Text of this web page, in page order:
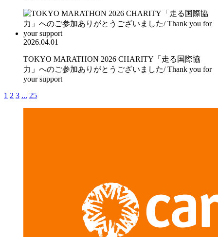
2026.04.01
TOKYO MARATHON 2026 CHARITY「走る国際協
力」へのご参加ありがとうございました/ Thank you for
your support
1 2 3 ... 25